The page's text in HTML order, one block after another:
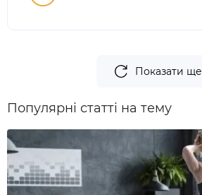
Показати ще
Популярні статті на тему